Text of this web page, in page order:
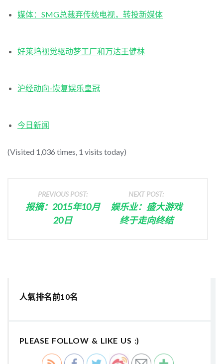
媒体：SMG总裁弃传统电视，转投新媒体
好莱坞视觉驱动梦工厂和万达王健林
沪经动向-恢复娱乐皇冠
今日新闻
(Visited 1,036 times, 1 visits today)
PREVIOUS POST:
报摘：2015年10月
20日
NEXT POST:
娱乐业：盛大游戏
终于走向终结
人氣排名前10名
PLEASE FOLLOW & LIKE US :)